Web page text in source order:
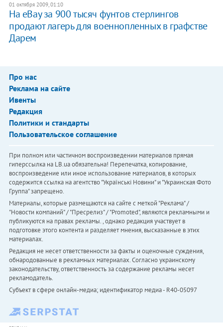
01 октября 2009, 01:10
На eBay за 900 тысяч фунтов стерлингов
продают лагерь для военнопленных в графстве
Дарем
Про нас
Реклама на сайте
Ивенты
Редакция
Политики и стандарты
Пользовательское соглашение
При полном или частичном воспроизведении материалов прямая
гиперссылка на LB.ua обязательна! Перепечатка, копирование,
воспроизведение или иное использование материалов, в которых
содержится ссылка на агентство "Українськi Новини" и "Украинская Фото
Группа" запрещено.
Материалы, которые размещаются на сайте с меткой "Реклама" /
"Новости компаний" / "Пресрелиз" / "Promoted", являются рекламными и
публикуются на правах рекламы. , однако редакция участвует в
подготовке этого контента и разделяет мнения, высказанные в этих
материалах.
Редакция не несет ответственности за факты и оценочные суждения,
обнародованные в рекламных материалах. Согласно украинскому
законодательству, ответственность за содержание рекламы несет
рекламодатель.
Субъект в сфере онлайн-медиа; идентификатор медиа - R40-05097